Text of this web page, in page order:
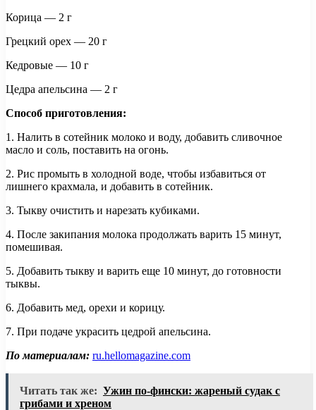
Корица — 2 г
Грецкий орех — 20 г
Кедровые — 10 г
Цедра апельсина — 2 г
Способ приготовления:
1. Налить в сотейник молоко и воду, добавить сливочное
масло и соль, поставить на огонь.
2. Рис промыть в холодной воде, чтобы избавиться от
лишнего крахмала, и добавить в сотейник.
3. Тыкву очистить и нарезать кубиками.
4. После закипания молока продолжать варить 15 минут,
помешивая.
5. Добавить тыкву и варить еще 10 минут, до готовности
тыквы.
6. Добавить мед, орехи и корицу.
7. При подаче украсить цедрой апельсина.
По материалам: ru.hellomagazine.com
Читать так же: Ужин по-фински: жареный судак с
грибами и хреном